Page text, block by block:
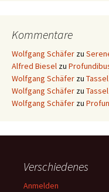
Kommentare
Wolfgang Schäfer zu
Alfred Biesel zu
Wolfgang Schäfer zu Tassel
Wolfgang Schäfer zu Tassel
Wolfgang Schäfer zu
Verschiedenes
Anmelden